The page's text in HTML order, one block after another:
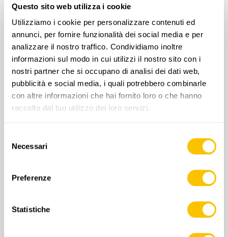
Questo sito web utilizza i cookie
Utilizziamo i cookie per personalizzare contenuti ed
annunci, per fornire funzionalità dei social media e per
analizzare il nostro traffico. Condividiamo inoltre
informazioni sul modo in cui utilizzi il nostro sito con i
nostri partner che si occupano di analisi dei dati web,
pubblicità e social media, i quali potrebbero combinarle
con altre informazioni che hai fornito loro o che hanno
raccolto dal tuo utilizzo dei loro servizi.
delNecessari
Preferenze
Statistiche
Nr. 1913
ROSSA — STA. MARIA IN CALANCA • GR
Hüttentour im Calancatal
Der ganze Sentiero Alpino Calanca ist 45
Kilometer lang und führt vom Hospiz auf dem
San-Bernardino-Pass bis nach Sta. Maria in
beiden italienischsprachigen südlichen
über bündnerisches Gebiet verläuft, kommt
viel Tessinatmosphäre auf. Wer nur zwei Tage
Alternative: Auf der Anfahrt nach Rossa erlebt
steilen Felswände bequem vom Postautositz
T3 Alta